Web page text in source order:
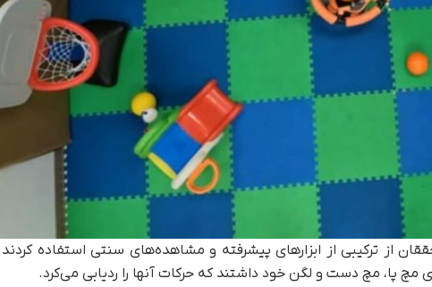
از ترکیبی از ابزارهای پیشرفته و مشاهده‌های سنتی استفاده
مچ پا، مچ دست و لگن خود داشتند که حرکات آنها را ردیابی می‌کرد.